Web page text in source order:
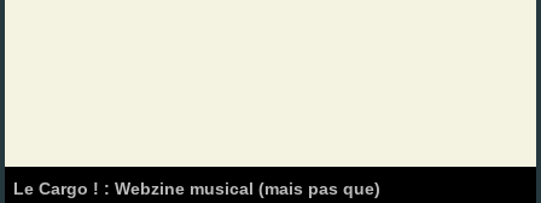
Le Cargo ! : Webzine musical (mais pas que)